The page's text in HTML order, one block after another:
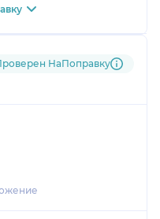
НаПоправку